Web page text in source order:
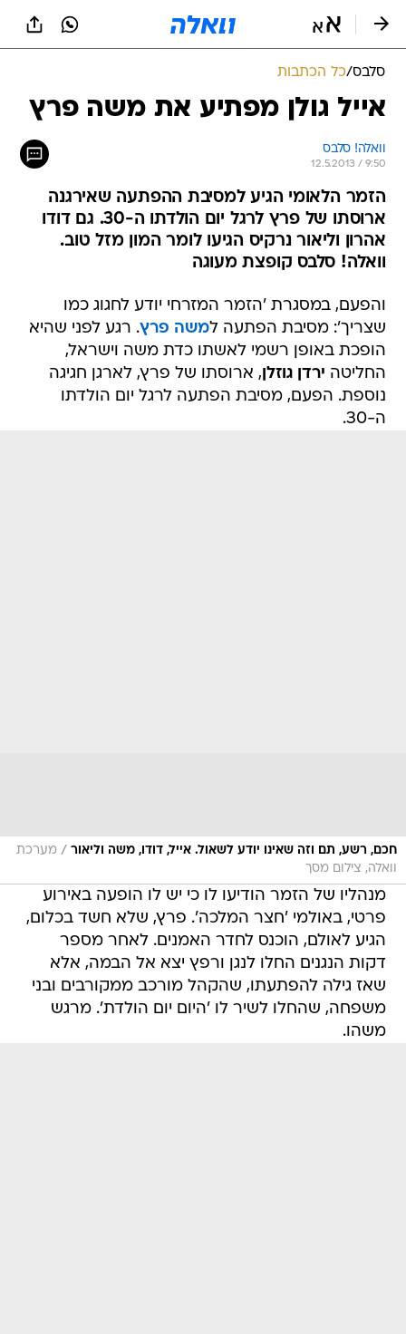
סלבס/כל הכתבות
אייל גולן מפתיע את משה פרץ
וואלה! סלבס
12.5.2013 / 9:50
הזמר הלאומי הגיע למסיבת ההפתעה שאירגנה
ארוסתו של פרץ לרגל יום הולדתו ה-30. גם דודו
אהרון וליאור נרקיס הגיעו לומר המון מזל טוב.
וואלה! סלבס קופצת מעוגה
והפעם, במסגרת 'הזמר המזרחי יודע לחגוג כמו
שצריך': מסיבת הפתעה למשה פרץ. רגע לפני שהיא
הופכת באופן רשמי לאשתו כדת משה וישראל,
החליטה ירדן גוזלן, ארוסתו של פרץ, לארגן חגיגה
נוספת. הפעם, מסיבת הפתעה לרגל יום הולדתו
ה-30.
חכם, רשע, תם וזה שאינו יודע לשאול. אייל, דודו, משה וליאור / מערכת
וואלה, צילום מסך
מנהליו של הזמר הודיעו לו כי יש לו הופעה באירוע
פרטי, באולמי 'חצר המלכה'. פרץ, שלא חשד בכלום,
הגיע לאולם, הוכנס לחדר האמנים. לאחר מספר
דקות הנגנים החלו לנגן ורפץ יצא אל הבמה, אלא
שאז גילה להפתעתו, שהקהל מורכב ממקורבים ובני
משפחה, שהחלו לשיר לו 'היום יום הולדת'. מרגש
משהו.